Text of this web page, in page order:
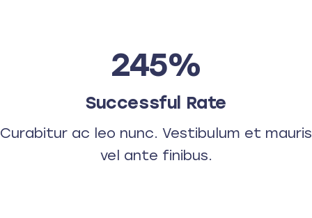
245%
Successful Rate
Curabitur ac leo nunc. Vestibulum et mauris
vel ante finibus.